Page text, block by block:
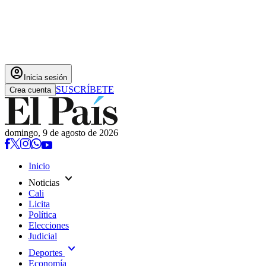
account_circle Inicia sesión
Crea cuenta SUSCRÍBETE
domingo, 9 de agosto de 2026
Inicio
Noticias expand_more
Cali
Licita
Política
Elecciones
Judicial
Deportes expand_more
Economía